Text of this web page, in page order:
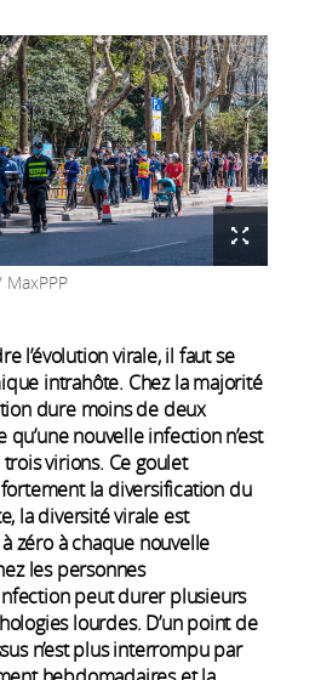
MaxPPP
l’évolution virale, il faut se
intrahôte. Chez la majorité
dure moins de deux
nouvelle infection n’est
virions. Ce goulet
la diversification du
la diversité virale est
zéro à chaque nouvelle
les personnes
peut durer plusieurs
lourdes. D’un point de
n’est plus interrompu par